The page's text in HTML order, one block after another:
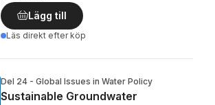
Lägg till
Läs direkt efter köp
Del 24 - Global Issues in Water Policy
Sustainable Groundwater